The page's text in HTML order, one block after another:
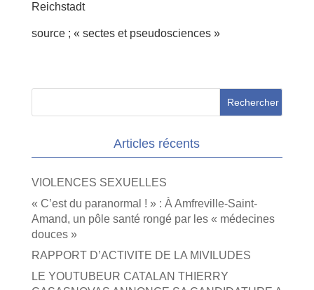
Reichstadt
source ; « sectes et pseudosciences »
Articles récents
VIOLENCES SEXUELLES
« C’est du paranormal ! » : À Amfreville-Saint-
Amand, un pôle santé rongé par les « médecines
douces »
RAPPORT D’ACTIVITE DE LA MIVILUDES
LE YOUTUBEUR CATALAN THIERRY